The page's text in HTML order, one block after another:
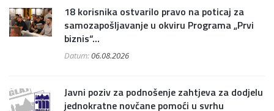
18 korisnika ostvarilo pravo na poticaj za
samozapošljavanje u okviru Programa „Prvi
biznis“...
Datum:06.08.2026
Javni poziv za podnošenje zahtjeva za dodjelu
jednokratne novčane pomoći u svrhu